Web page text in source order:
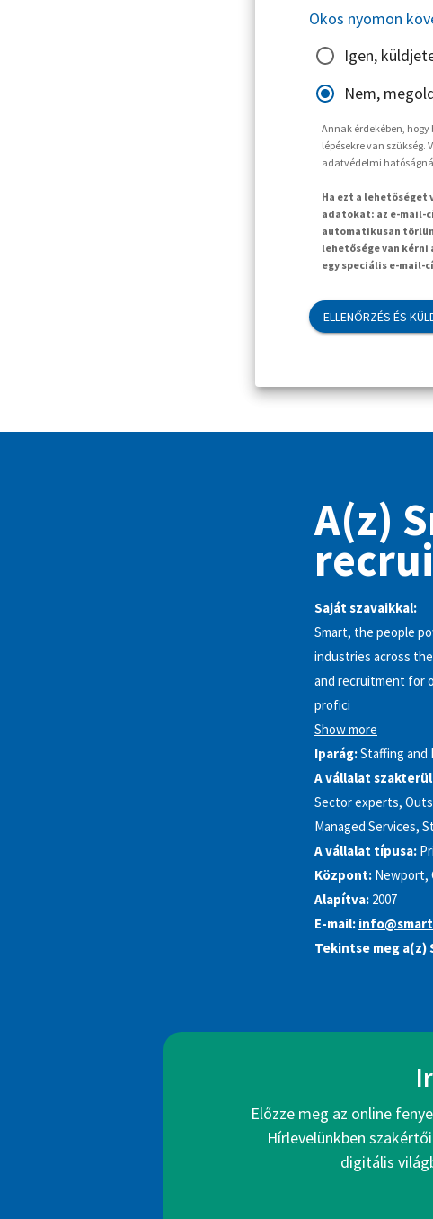
Okos nyomon
Igen,
Nem,
Annak érdekében,
lépésekre van
adatvédelmi
Ha ezt a lehetőséget
adatokat: az e-mail-
automatikusan
lehetősége van
egy speciális e-mail-
ELLENŐRZÉS ÉS
A(z)
Saját szavaikkal:
Smart, the people
industries across
and recruitment for
profici
Show more
Iparág:Staffing and
A vállalat
Sector experts,
Managed Services,
A vállalat típusa:
Központ: Newport,
Alapítva: 2007
E-mail:
Tekintse meg
Előzze meg az online
Hírlevelünkben
digitális